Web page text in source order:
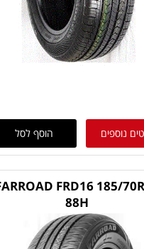
נוספים הוסף לסל
FRD16 185/
88H